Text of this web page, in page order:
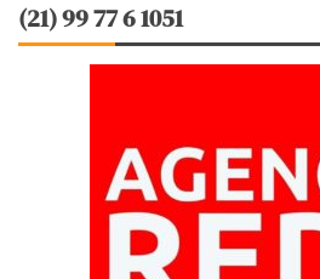
(21) 99 77 6 1051